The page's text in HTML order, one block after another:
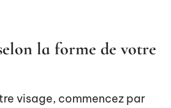
la forme de votre
visage, commencez par